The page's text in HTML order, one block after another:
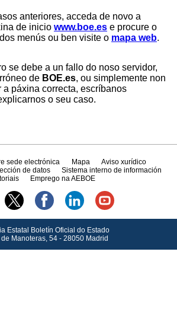
anteriores, acceda de novo a
de inicio www.boe.es e procure o
menús ou ben visite o mapa web.
se debe a un fallo do noso servidor,
de BOE.es, ou simplemente non
páxina correcta, escríbanos
o seu caso.
sede electrónica Mapa
Aviso xurídico
de datos
Sistema interno de información
Emprego na AEBOE
Estatal Boletín Oficial do Estado
Manoteras, 54 - 28050 Madrid